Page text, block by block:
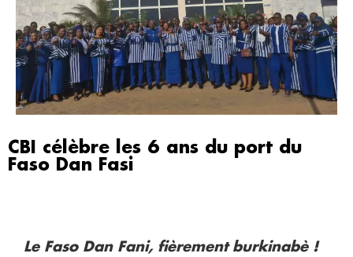
CBI célèbre les 6 ans du port du
Faso Dan Fasi
Le Faso Dan Fani, fièrement burkinabè !